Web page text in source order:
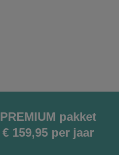
PREMIUM pakket
€ 159,95 per jaar